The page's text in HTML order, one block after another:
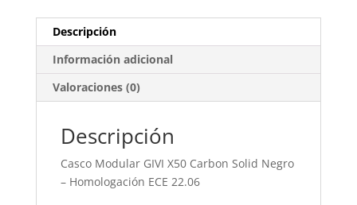
Descripción
Información adicional
Valoraciones (0)
Descripción
Casco Modular GIVI X50 Carbon Solid Negro
– Homologación ECE 22.06